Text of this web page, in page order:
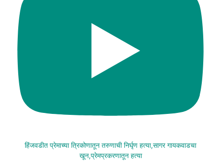
हिंजवडीत प्रेमाच्या त्रिकोणातून तरुणाची निर्घृण हत्या,सागर गायकवाडचा
खून,प्रेमप्रकरणातून हत्या